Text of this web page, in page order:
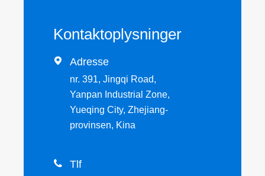
Kontaktoplysninger
 Adresse
nr. 391, Jingqi Road,
Yanpan Industrial Zone,
Yueqing City, Zhejiang-
provinsen, Kina
 Tlf